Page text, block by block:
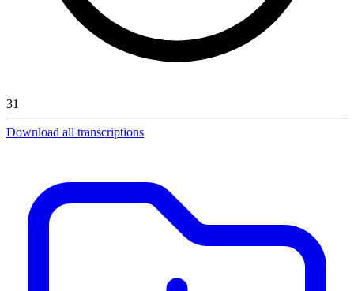
31
Download all transcriptions